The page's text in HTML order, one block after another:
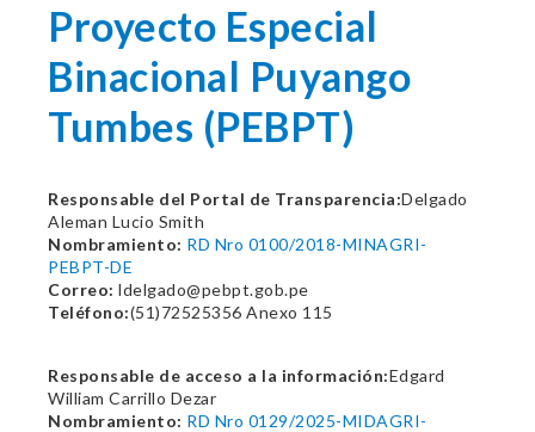
Proyecto Especial
Binacional Puyango
Tumbes (PEBPT)
Responsable del Portal de Transparencia:Delgado
Aleman Lucio Smith
Nombramiento: RD Nro 0100/2018-MINAGRI-
PEBPT-DE
Correo: ldelgado@pebpt.gob.pe
Teléfono:(51)72525356 Anexo 115
Responsable de acceso a la información:Edgard
William Carrillo Dezar
Nombramiento: RD Nro 0129/2025-MIDAGRI-